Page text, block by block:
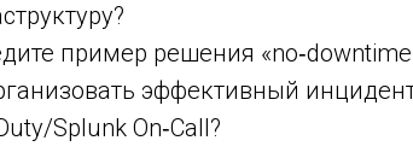
пример решения
эффективный
Splunk On‑Call?